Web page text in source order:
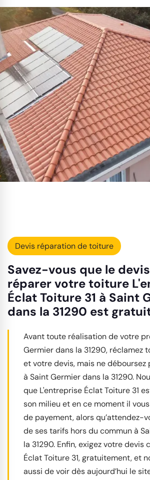
Devis réparation de toiture
Savez-vous que le
réparer votre toiture
Éclat Toiture 31 à Saint
dans la 31290 est
Avant toute réalisation de votre
Germier dans la 31290, réclamez
et votre devis, mais ne déboursez
à Saint Germier dans la 31290.
que L'entreprise Éclat Toiture 31
son milieu et en ce moment il
de payement, alors qu’attendez-
de ses tarifs hors du commun à
la 31290. Enfin, exigez votre devis
Éclat Toiture 31, gratuitement, et
aussi de voir dès aujourd’hui le